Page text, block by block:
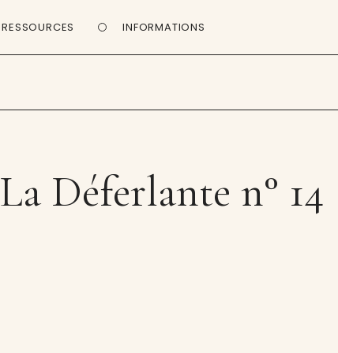
RESSOURCES INFORMATIONS
La Déferlante n° 14